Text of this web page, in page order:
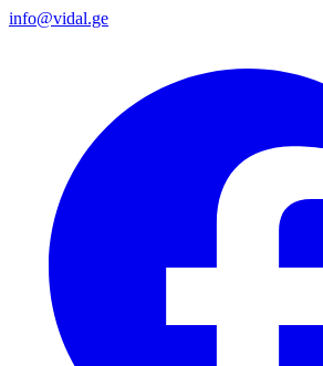
info@vidal.ge